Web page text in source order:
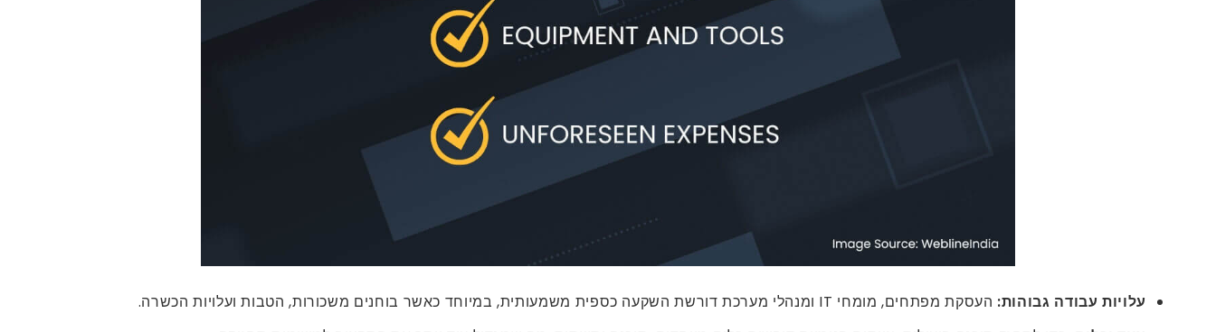
עלויות עבודה גבוהות: העסקת מפתחים, מומחי IT ומנהלי מערכת דורשת השקעה כספית משמעותית, במיוחד כאשר בוחנים משכורות, הטבות ועלויות הכשרה.